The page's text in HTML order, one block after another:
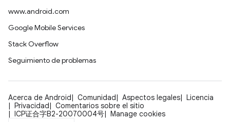
www.android.com
Google Mobile Services
Stack Overflow
Seguimiento de problemas
Acerca de Android Comunidad Aspectos legales
Licencia
Privacidad
Comentarios sobre el sitio
ICP证合字B2-20070004号
Manage cookies